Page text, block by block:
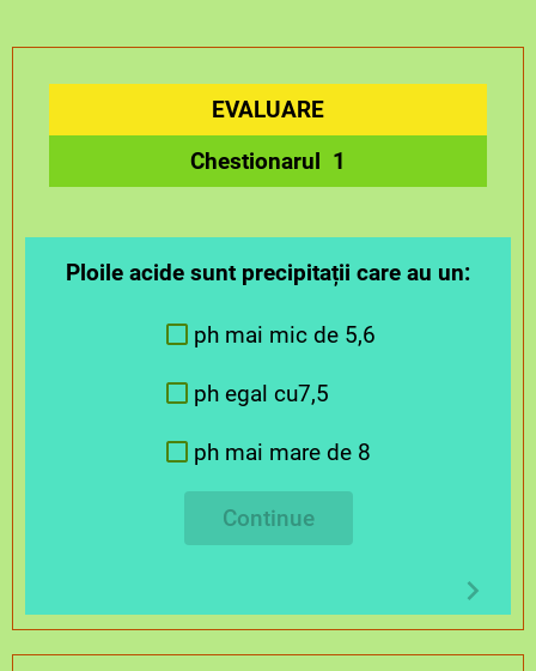
EVALUARE
Chestionarul 1
Ploile acide sunt precipitații care au un:
ph mai mic de 5,6
ph egal cu7,5
ph mai mare de 8
Continue